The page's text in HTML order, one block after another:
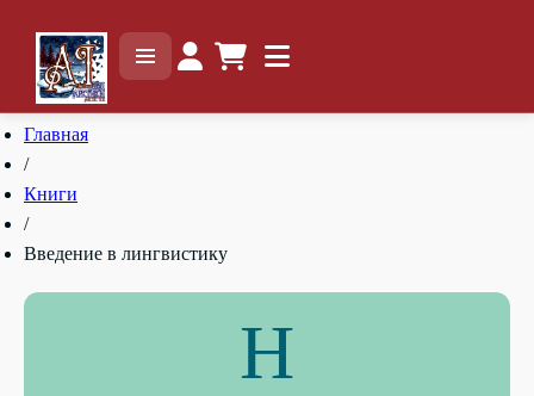
Главная
/
Книги
/
Введение в лингвистику
Н